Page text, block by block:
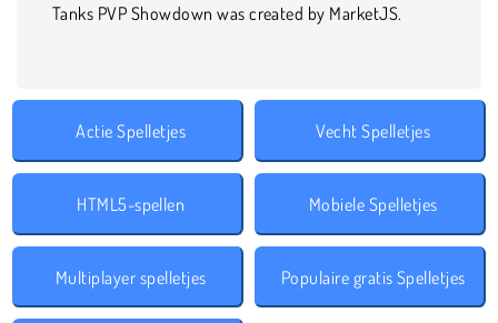
Tanks PVP Showdown was created by MarketJS.
Actie Spelletjes Vecht Spelletjes
HTML5-spellen Mobiele Spelletjes
Multiplayer spelletjes Populaire gratis Spelletjes